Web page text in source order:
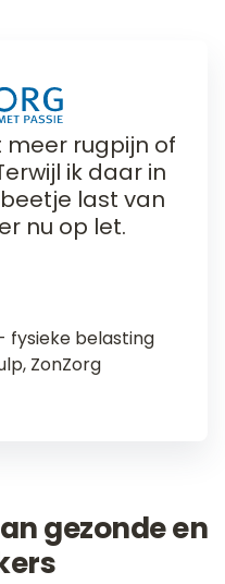
meer rugpijn of
ik daar in
last van
nu op let.
fysieke belasting
ZonZorg
gezonde en